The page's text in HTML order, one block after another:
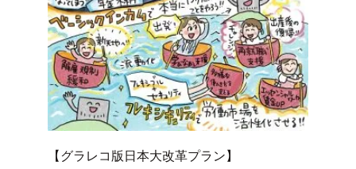
【グラレコ版日本大改革プラン】